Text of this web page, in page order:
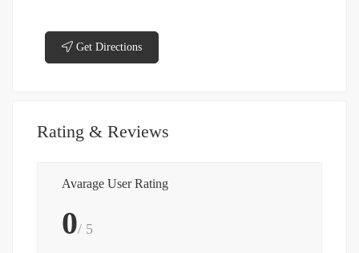
Get Directions
Rating & Reviews
Avarage User Rating
0/ 5